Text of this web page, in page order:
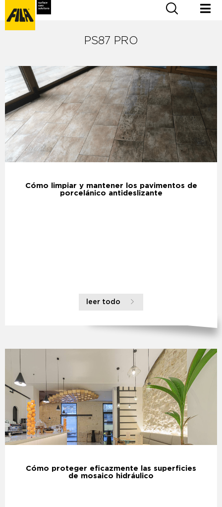
PS87 PRO
Cómo limpiar y mantener los pavimentos de
porcelánico antideslizante
leer todo
Cómo proteger eficazmente las superficies
de mosaico hidráulico